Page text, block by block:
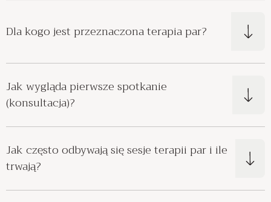
Dla kogo jest przeznaczona terapia par?
Jak wygląda pierwsze spotkanie
(konsultacja)?
Jak często odbywają się sesje terapii par i ile
trwają?